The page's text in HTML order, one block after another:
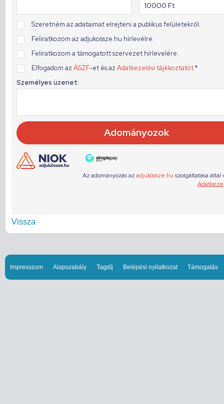
Vissza
Impresszum Alapszabály Tagdíj Belépési nyilatkozat Támogatás